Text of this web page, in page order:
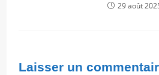
29 août
Laisser un